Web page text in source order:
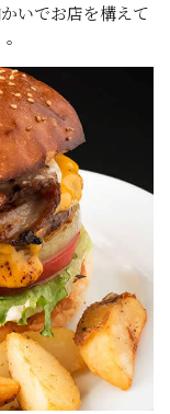
いでお店を構えて